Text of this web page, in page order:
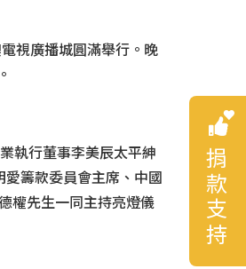
視廣播城圓滿舉行。晚
執行董事李美辰太平紳
籌款委員會主席、中國
權先生一同主持亮燈儀
捐款支持